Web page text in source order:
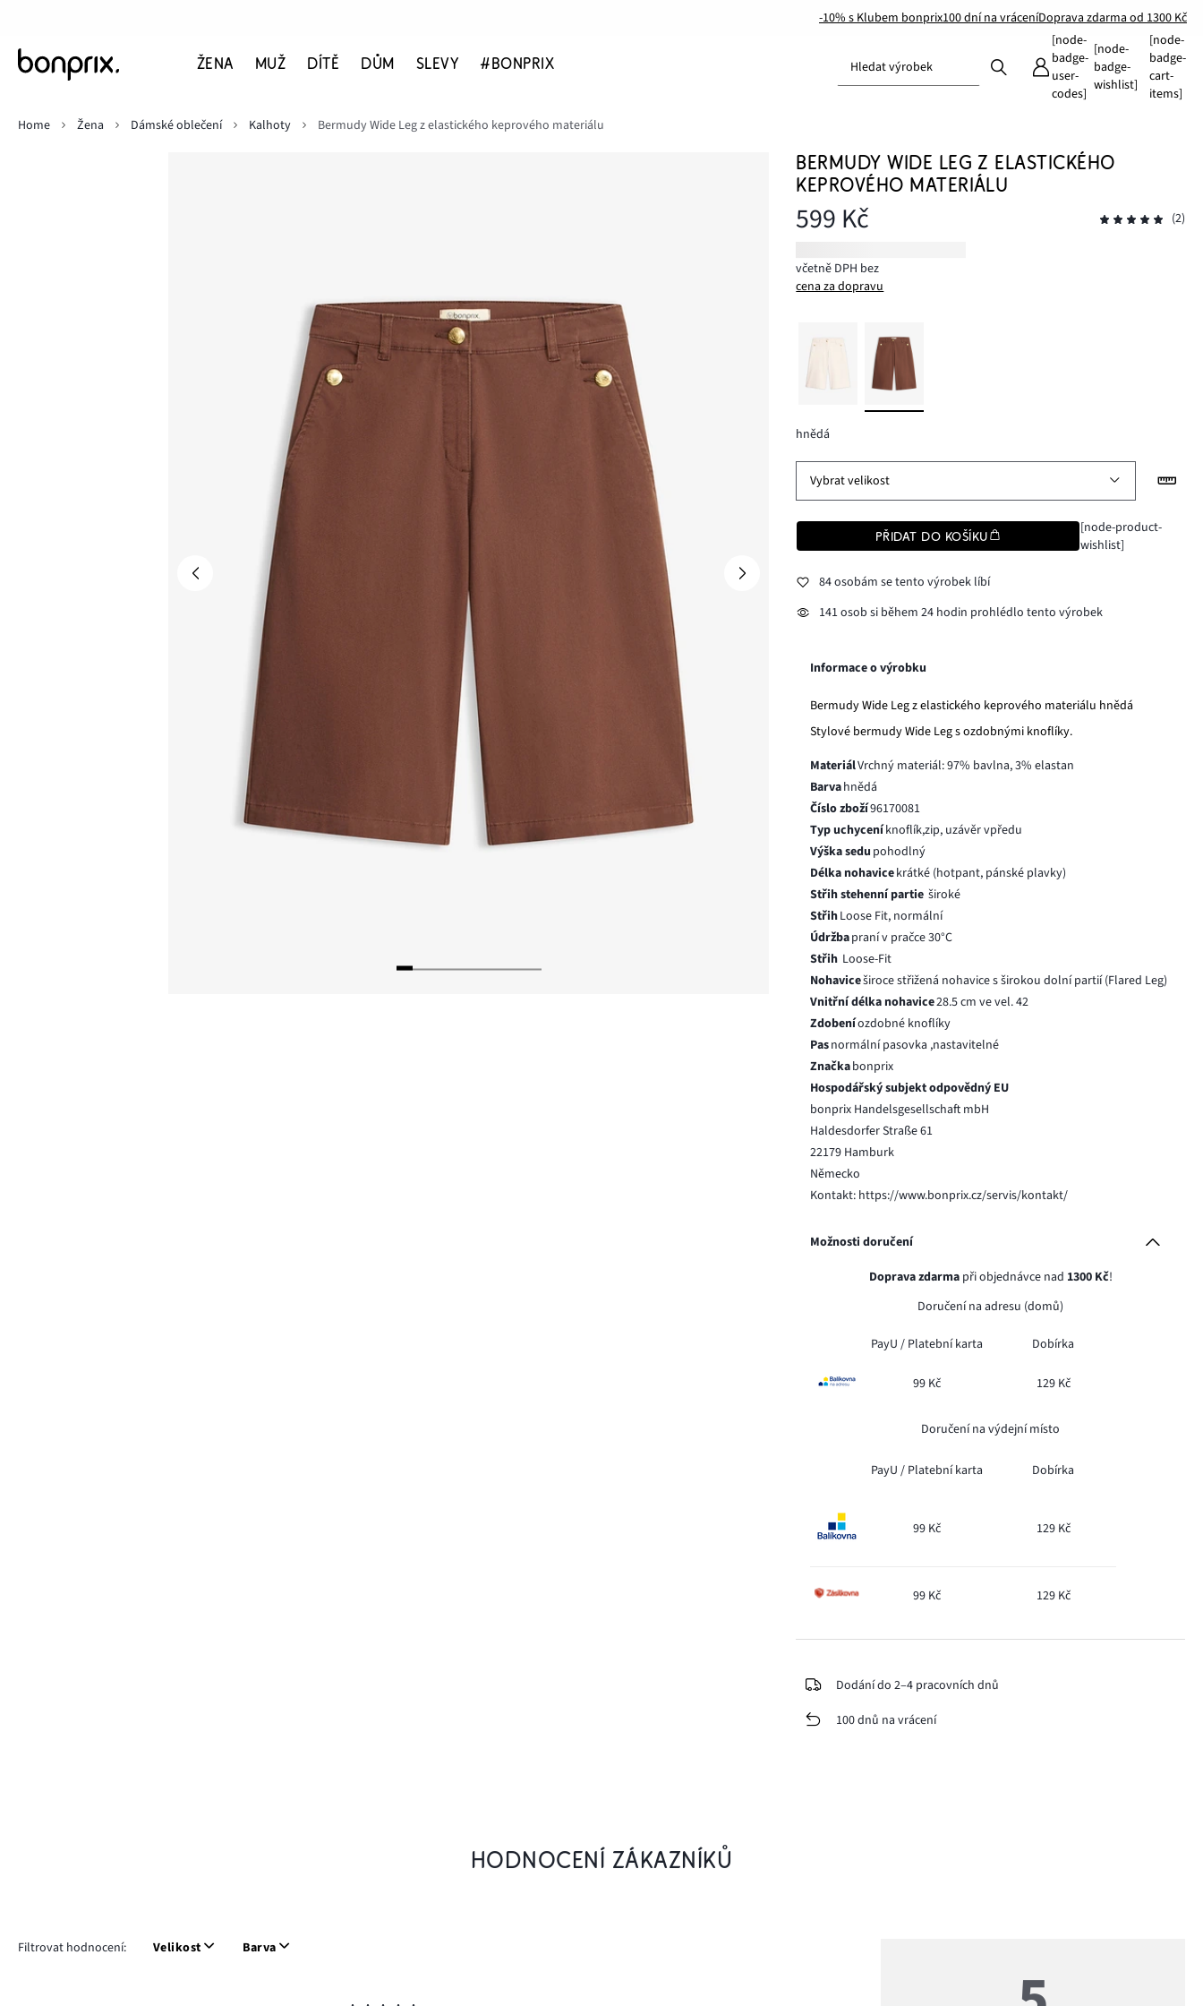
-10% s Klubem bonprix100 dní na vráceníDoprava zdarma od 1300 Kč
ŽENA MUŽ DÍTĚ DŮM SLEVY #BONPRIX Hledat výrobek
[node-
badge-
user-
codes]
[node-
badge-
wishlist]
[node-
badge-
cart-
items]
Home
Žena Dámské oblečení Kalhoty Bermudy Wide Leg z elastického keprového materiálu
BERMUDY WIDE LEG Z ELASTICKÉHO
KEPROVÉHO MATERIÁLU
599 Kč (2)
včetně DPH bez
cena za dopravu
hnědá
Vybrat velikost
PŘIDAT DO KOŠÍKU
[node-product-
wishlist]
84 osobám se tento výrobek líbí
141 osob si během 24 hodin prohlédlo tento výrobek
Informace o výrobku
Bermudy Wide Leg z elastického keprového materiálu hnědá
Stylové bermudy Wide Leg s ozdobnými knoflíky.
MateriálVrchný materiál: 97% bavlna, 3% elastan
Barvahnědá
Číslo zboží96170081
Typ uchyceníknoflík,zip, uzávěr vpředu
Výška sedu pohodlný
Délka nohavicekrátké (hotpant, pánské plavky)
Střih stehenní partie široké
StřihLoose Fit, normální
Údržbapraní v pračce 30°C
Střih Loose-Fit
Nohaviceširoce střižená nohavice s širokou dolní partií (Flared Leg)
Vnitřní délka nohavice28.5 cm ve vel. 42
Zdobeníozdobné knoflíky
Pasnormální pasovka ,nastavitelné
Značkabonprix
Hospodářský subjekt odpovědný EU
bonprix Handelsgesellschaft mbH
Haldesdorfer Straße 61
22179 Hamburk
Německo
Kontakt: https://www.bonprix.cz/servis/kontakt/
Možnosti doručení
Doprava zdarmapři objednávce nad 1300 Kč!
Doručení na adresu (domů)
PayU / Platební karta Dobírka
99 Kč 129 Kč
Doručení na výdejní místo
PayU / Platební karta Dobírka
99 Kč 129 Kč
99 Kč 129 Kč
Dodání do 2–4 pracovních dnů
100 dnů na vrácení
HODNOCENÍ ZÁKAZNÍKŮ
Filtrovat hodnocení: Velikost Barva